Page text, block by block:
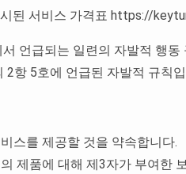
된 서비스 가격표 https://
언급되는 일련의 자발적 행
2항 5호에 언급된 자발적 규칙
스를 제공할 것을 약속합니다.
제품에 대해 제3자가 부여한